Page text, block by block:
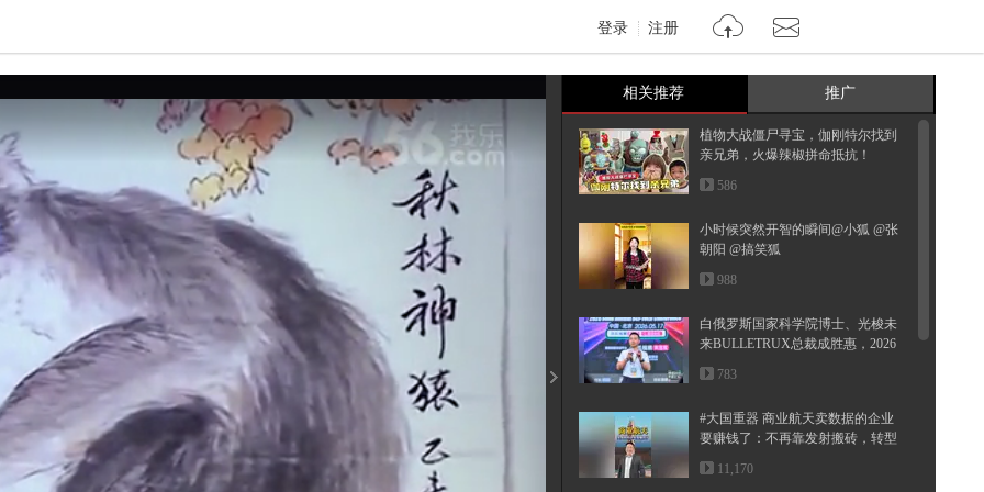
登录 注册
亮度
饱和度 100
相关推荐 推广
植物大战僵尸寻宝，伽刚特尔找到
亲兄弟，火爆辣椒拼命抵抗！
586
小时候突然开智的瞬间@小狐 @张
朝阳 @搞笑狐
988
白俄罗斯国家科学院博士、光梭未
来BULLETRUX总裁成胜惠，2026
搜狐...
783
#大国重器 商业航天卖数据的企业
要赚钱了：不再靠发射搬砖，转型
太...
11,170